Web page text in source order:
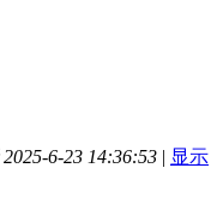
6-23 14:36:53 | 显示